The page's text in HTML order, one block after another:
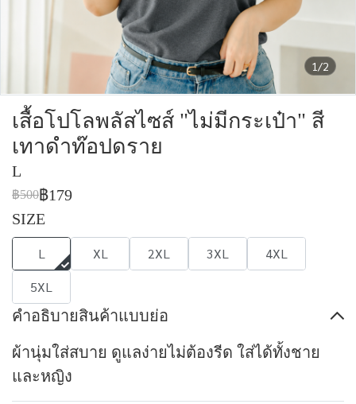
1/2
เสื้อโปโลพลัสไซส์ "ไม่มีกระเป๋า" สี
เทาดำท๊อปดราย
L
฿500฿179
SIZE
L XL 2XL 3XL
4XL
5XL
คำอธิบายสินค้าแบบย่อ
ผ้านุ่มใส่สบาย ดูแลง่ายไม่ต้องรีด ใส่ได้ทั้งชาย
และหญิง